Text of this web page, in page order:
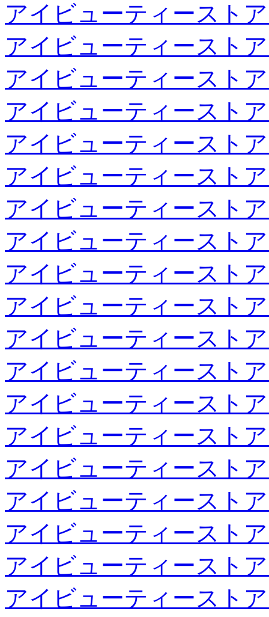
アイビューティースト
アイビューティースト
アイビューティースト
アイビューティースト
アイビューティースト
アイビューティースト
アイビューティースト
アイビューティースト
アイビューティースト
アイビューティースト
アイビューティースト
アイビューティースト
アイビューティースト
アイビューティースト
アイビューティースト
アイビューティースト
アイビューティースト
アイビューティースト
アイビューティースト